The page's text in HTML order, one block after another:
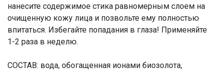
нанесите содержимое стика равномерным слоем на
очищенную кожу лица и позвольте ему полностью
впитаться. Избегайте попадания в глаза! Применяйте
1-2 раза в неделю.
​СОСТАВ: вода, обогащенная ионами биозолота,
Ваше имя